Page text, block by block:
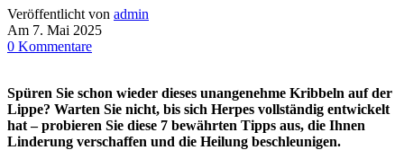
Veröffentlicht von admin
Am 7. Mai 2025
0 Kommentare
Spüren Sie schon wieder dieses unangenehme Kribbeln auf der
Lippe? Warten Sie nicht, bis sich Herpes vollständig entwickelt
hat – probieren Sie diese 7 bewährten Tipps aus, die Ihnen
Linderung verschaffen und die Heilung beschleunigen.